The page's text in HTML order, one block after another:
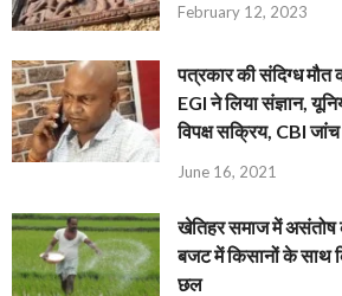
February 12, 2023
पत्रकार की संदिग्ध
EGI ने लिया संज्ञान,
विपक्ष सक्रिय, CBI जांच
June 16, 2021
खेतिहर समाज में असंतोष
बजट में किसानों के साथ
छल